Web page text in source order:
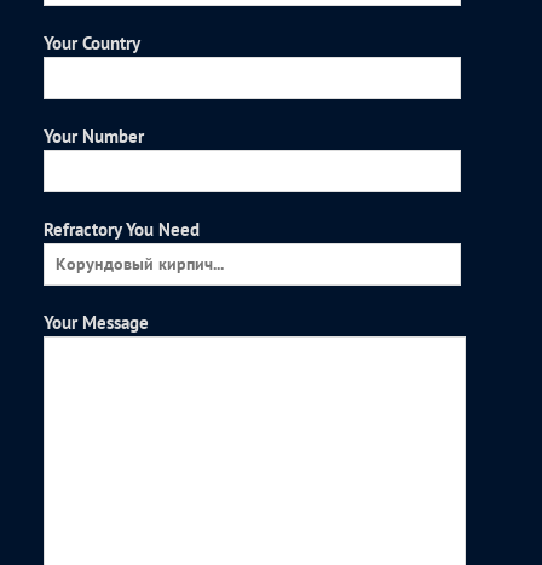
Your Country
Your Number
Refractory You Need
Your Message